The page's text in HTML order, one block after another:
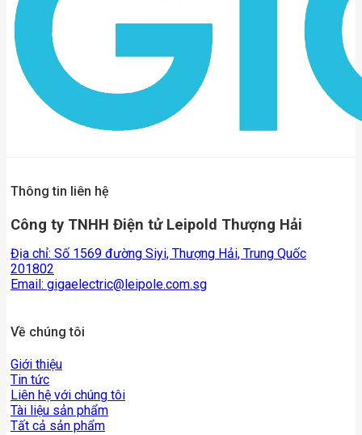
Thông tin liên hệ
Công ty TNHH Điện tử Leipold Thượng Hải
Địa chỉ: Số 1569 đường Siyi, Thượng Hải, Trung Quốc
201802
Email: gigaelectric@leipole.com.sg
Về chúng tôi
Giới thiệu
Tin tức
Liên hệ với chúng tôi
Tài liệu sản phẩm
Tất cả sản phẩm